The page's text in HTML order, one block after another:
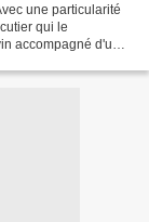
une particularité
qui le
accompagné d'une